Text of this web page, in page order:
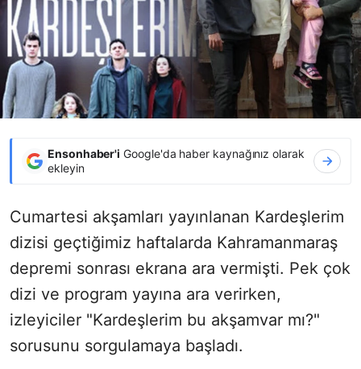
Ensonhaber'i Google'da haber kaynağınız olarak
ekleyin
Cumartesi akşamları yayınlanan Kardeşlerim
dizisi geçtiğimiz haftalarda Kahramanmaraş
depremi sonrası ekrana ara vermişti. Pek çok
dizi ve program yayına ara verirken,
izleyiciler "Kardeşlerim bu akşamvar mı?"
sorusunu sorgulamaya başladı.